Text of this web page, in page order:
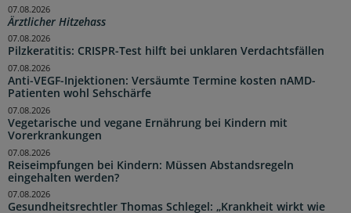
Ärztlicher Hitzehass
07.08.2026
Pilzkeratitis: CRISPR-Test hilft bei unklaren Verdachtsfällen
07.08.2026
Anti-VEGF-Injektionen: Versäumte Termine kosten nAMD-
Patienten wohl Sehschärfe
07.08.2026
Vegetarische und vegane Ernährung bei Kindern mit
Vorerkrankungen
07.08.2026
Reiseimpfungen bei Kindern: Müssen Abstandsregeln
eingehalten werden?
07.08.2026
Gesundheitsrechtler Thomas Schlegel: „Krankheit wirkt wie
07.08.2026